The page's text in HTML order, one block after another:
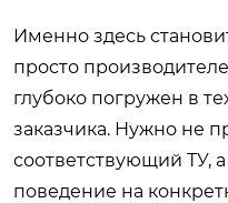
Именно здесь
просто
глубоко погружен в
заказчика. Нужно не
соответствующий ТУ,
поведение на